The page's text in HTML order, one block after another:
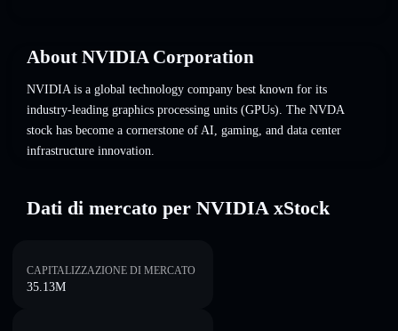
About NVIDIA Corporation
NVIDIA is a global technology company best known for its
industry-leading graphics processing units (GPUs). The NVDA
stock has become a cornerstone of AI, gaming, and data center
infrastructure innovation.
Dati di mercato per NVIDIA xStock
CAPITALIZZAZIONE DI MERCATO
35.13M